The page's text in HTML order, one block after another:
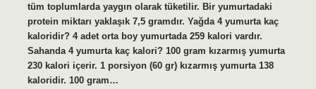
tüm toplumlarda yaygın olarak tüketilir. Bir yumurtadaki
protein miktarı yaklaşık 7,5 gramdır. Yağda 4 yumurta kaç
kaloridir? 4 adet orta boy yumurtada 259 kalori vardır.
Sahanda 4 yumurta kaç kalori? 100 gram kızarmış yumurta
230 kalori içerir. 1 porsiyon (60 gr) kızarmış yumurta 138
kaloridir. 100 gram…